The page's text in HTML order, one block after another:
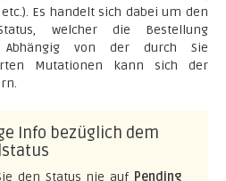
Es handelt sich dabei um den
welcher die Bestellung
Abhängig von der durch Sie
Mutationen kann sich der
Info bezüglich dem
den Status nie auf Pending